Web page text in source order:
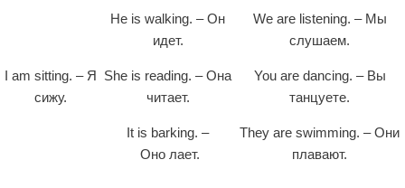
I am sitting. – Я
сижу.
He is walking. – Он
идет.
She is reading. – Она
читает.
It is barking. –
Оно лает.
We are listening. – Мы
слушаем.
You are dancing. – Вы
танцуете.
They are swimming. – Они
плавают.